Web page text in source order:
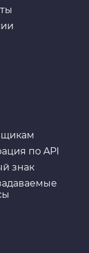
Surface
600мл
по API
знак